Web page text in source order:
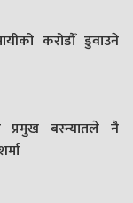
करोडौँ डुवाउने
प्रमुख बस्न्यातले नै